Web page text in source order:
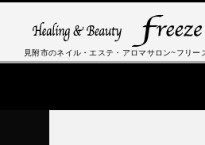
見附市のネイル・エステ・アロマサロン~フリー